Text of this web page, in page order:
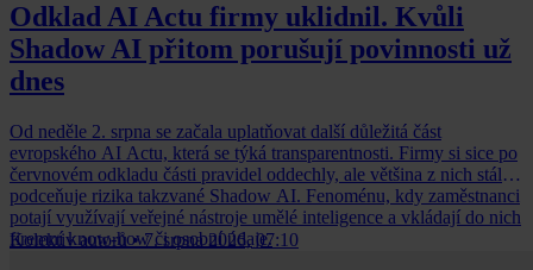
Odklad AI Actu firmy uklidnil. Kvůli
Shadow AI přitom porušují povinnosti už
dnes
Od neděle 2. srpna se začala uplatňovat další důležitá část
evropského AI Actu, která se týká transparentnosti. Firmy si sice po
červnovém odkladu části pravidel oddechly, ale většina z nich stále
podceňuje rizika takzvané Shadow AI. Fenoménu, kdy zaměstnanci
potají využívají veřejné nástroje umělé inteligence a vkládají do nich
firemní know-how či osobní údaje.
Kolektiv autorů • 7. srpna 2026, 07:10